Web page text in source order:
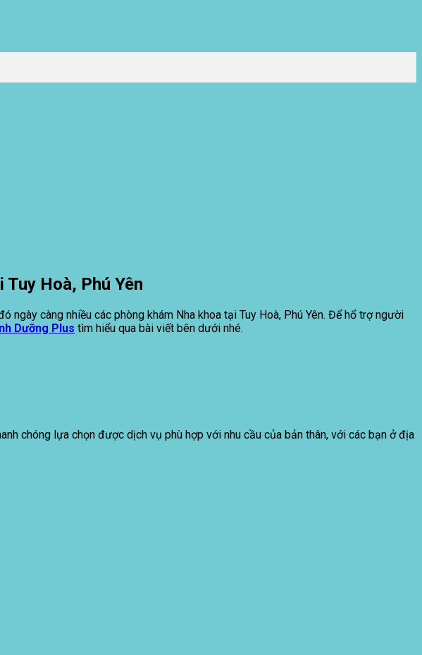
Hoà, Phú Yên
ngày càng nhiều các phòng khám Nha khoa tại Tuy Hoà, Phú Yên. Để hổ trợ người
Dưỡng Plus tìm hiểu qua bài viết bên dưới nhé.
chóng lựa chọn được dịch vụ phù hợp với nhu cầu của bản thân, với các bạn ở địa